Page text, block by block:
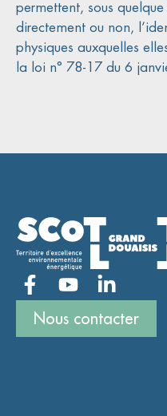
permettent, sous
directement ou non,
physiques auxquelles
la loi n° 78-17 du 6
Nous contacter